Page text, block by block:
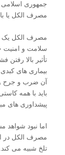
جمهوری
مصرف الکل یا
مصرف الکل یک
سلامت و امنیت
تأثیر بالا
بیماری های
آن ضرب و جرح
باید با همه
پیشداوری های
اما نبود شواهد
مصرف الکل در
تلخ شبیه می